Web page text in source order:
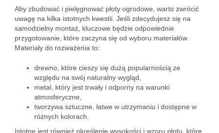
Aby zbudować i pielęgnować płoty ogrodowe, warto zwrócić
uwagę na kilka istotnych kwestii. Jeśli zdecydujesz się na
samodzielny montaż, kluczowe będzie odpowiednie
przygotowanie, które zaczyna się od wyboru materiałów.
Materiały do rozważenia to:
drewno, które cieszy się dużą popularnością ze
względu na swój naturalny wygląd,
metal, który jest trwały i odporny na warunki
atmosferyczne,
tworzywa sztuczne, łatwe w utrzymaniu i dostępne w
różnych kolorach.
Istotne jest również określenie wysokości i wzoru płotu, które